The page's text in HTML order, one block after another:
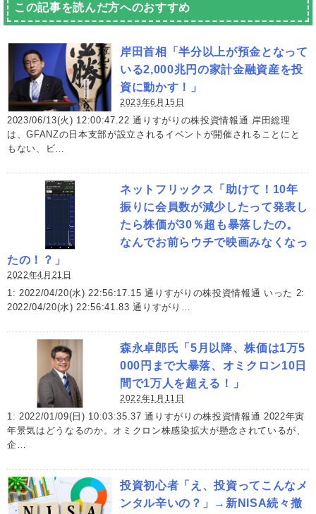
この記事を読んだ方へのおすすめ
岸田首相「半分以上が預金となって
いる2,000兆円の家計金融資産を投
資に動かす！」
2023年6月15日
2023/06/13(火) 12:00:47.22 通りすがりの株投資情報通 岸田総理
は、GFANZの日本支部が設立されるイベントが開催されることにと
もない、ビ…
ネットフリックス「助けて！10年
振りに会員数が減少したって発表し
たら株価が30％超も暴落したの。
なんでお前らウチで映画みなくなっ
たの！？」
2022年4月21日
1: 2022/04/20(水) 22:56:17.15 通りすがりの株投資情報通 いった 2:
2022/04/20(水) 22:56:41.83 通りすがり…
森永卓郎氏「5月以降、株価は1万5
000円まで大暴落、オミクロン10日
間で1万人を超える！」
2022年1月11日
1: 2022/01/09(日) 10:03:35.37 通りすがりの株投資情報通 2022年寅
年景気はどうなるのか。オミクロン株感染拡大が懸念されているが、
企…
投資初心者「え、投資ってこんなメ
ンタル辛いの？」→新NISA続々撤